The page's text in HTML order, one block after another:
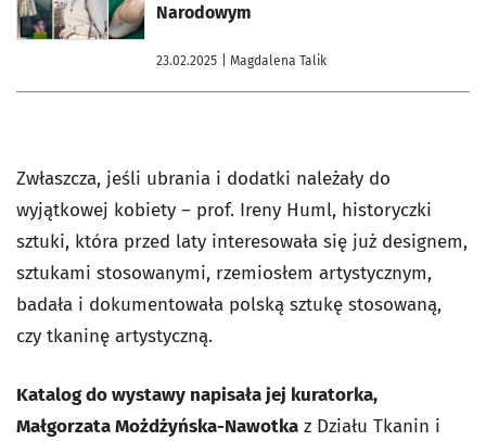
Narodowym
23.02.2025 | Magdalena Talik
Zwłaszcza, jeśli ubrania i dodatki należały do
wyjątkowej kobiety – prof. Ireny Huml, historyczki
sztuki, która przed laty interesowała się już designem,
sztukami stosowanymi, rzemiosłem artystycznym,
badała i dokumentowała polską sztukę stosowaną,
czy tkaninę artystyczną.
Katalog do wystawy napisała jej kuratorka,
Małgorzata Możdżyńska-Nawotka z Działu Tkanin i